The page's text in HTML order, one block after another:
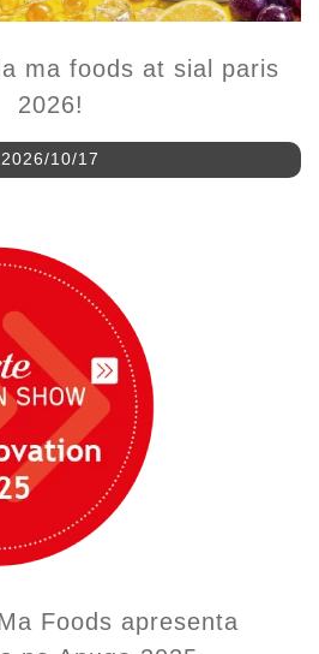
ma foods at sial paris
2026!
2026/10/17
Foods apresenta
na Anuga 2025.